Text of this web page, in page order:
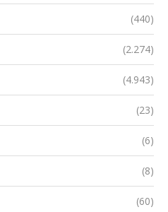
(440)
(2.274)
(4.943)
(23)
(6)
(8)
(60)